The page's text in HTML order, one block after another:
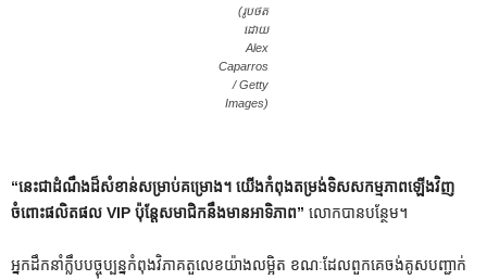
(រូបថត
ដោយ
Alex
Caparros
/ Getty
Images)
“នេះ​ជា​ដំណឹង​ដ៏​សំខាន់​សម្រាប់​គម្រោង។ យើង​កំពុង​តម្រង់​ទិស​សកម្មភាព​ឡើង​វិញ​
ចំពោះ​ផលិតផល VIP ប៉ុន្តែ​សមាជិក​នឹង​មាន​អាទិភាព” លោកបានបន្ថែម។
អ្នកដឹកនាំក្លឹបបច្ចុប្បន្នកំពុងវិភាគតួលេខយ៉ាងលម្អិត ខណៈដែលពួកគេចង់គូសបញ្ជាក់